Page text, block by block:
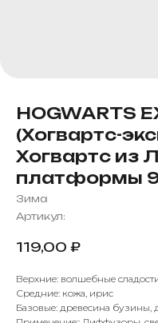
HOGWARTS
(Хогвартс-
Хогвартс из
платформы
Зима
Артикул:
119,00 ₽
Верхние: волшебные
Средние: кожа, ирис
Базовые: древесина бузины,